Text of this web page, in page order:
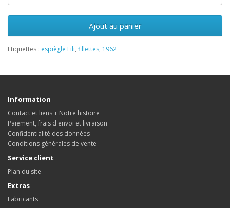
Ajout au panier
Etiquettes : espiègle Lili, fillettes, 1962
Information
Contact et liens + Notre histoire
Paiement, frais d'envoi et livraison
Confidentialité des données
Conditions générales de vente
Service client
Plan du site
Extras
Fabricants